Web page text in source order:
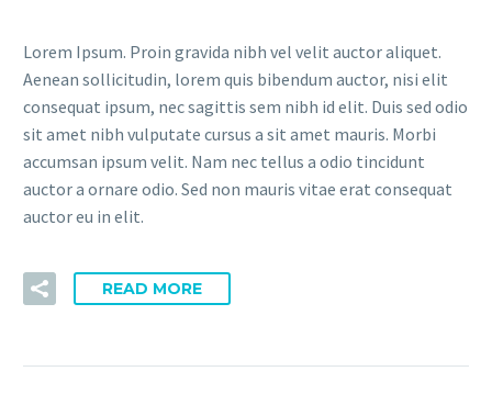
Lorem Ipsum. Proin gravida nibh vel velit auctor aliquet.
Aenean sollicitudin, lorem quis bibendum auctor, nisi elit
consequat ipsum, nec sagittis sem nibh id elit. Duis sed odio
sit amet nibh vulputate cursus a sit amet mauris. Morbi
accumsan ipsum velit. Nam nec tellus a odio tincidunt
auctor a ornare odio. Sed non mauris vitae erat consequat
auctor eu in elit.
READ MORE